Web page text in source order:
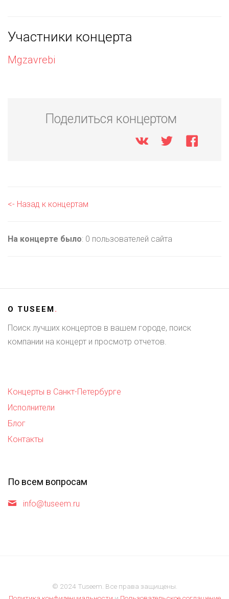
Участники концерта
Mgzavrebi
Поделиться концертом
<- Назад к концертам
На концерте было: 0 пользователей сайта
О TUSEEM.
Поиск лучших концертов в вашем городе, поиск
компании на концерт и просмотр отчетов.
Концерты в Санкт-Петербурге
Исполнители
Блог
Контакты
По всем вопросам
info@tuseem.ru
© 2024 Tuseem. Все права защищены.